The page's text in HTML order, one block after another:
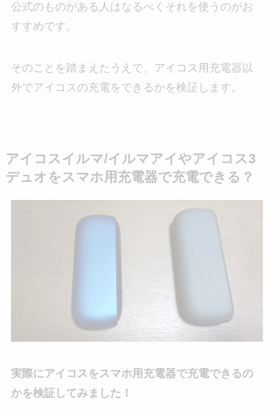
公式のものがある人はなるべくそれを使うのがお
すすめです。
そのことを踏まえたうえで、アイコス用充電器以
外でアイコスの充電をできるかを検証します。
アイコスイルマ/イルマアイやアイコス3
デュオをスマホ用充電器で充電できる？
実際にアイコスをスマホ用充電器で充電できるの
かを検証してみました！